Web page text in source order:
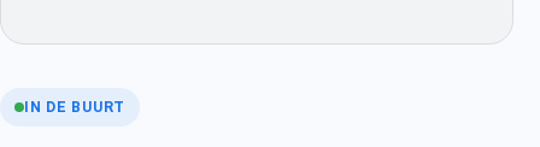
IN DE BUURT